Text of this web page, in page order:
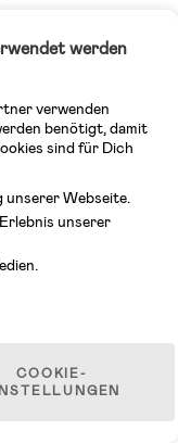
€
werden
verwenden
benötigt, damit
sind für Dich
unserer Webseite.
unserer
COOKIE-